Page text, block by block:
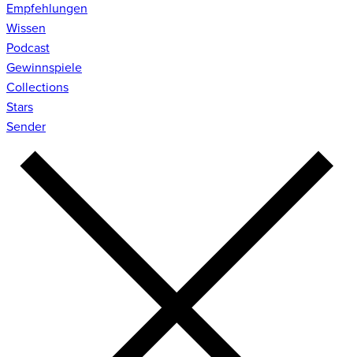
Empfehlungen
Wissen
Podcast
Gewinnspiele
Collections
Stars
Sender